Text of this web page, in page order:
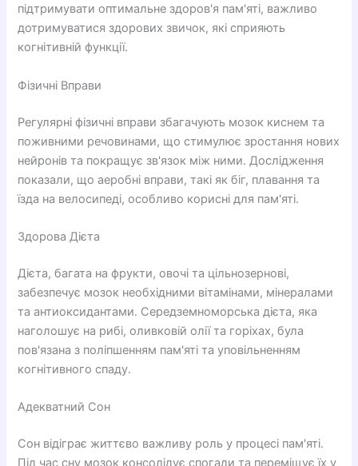
підтримувати оптимальне здоров'я пам'яті, важливо
дотримуватися здорових звичок, які сприяють
когнітивній функції.
Фізичні Вправи
Регулярні фізичні вправи збагачують мозок киснем та
поживними речовинами, що стимулює зростання нових
нейронів та покращує зв'язок між ними. Дослідження
показали, що аеробні вправи, такі як біг, плавання та
їзда на велосипеді, особливо корисні для пам'яті.
Здорова Дієта
Дієта, багата на фрукти, овочі та цільнозернові,
забезпечує мозок необхідними вітамінами, мінералами
та антиоксидантами. Середземноморська дієта, яка
наголошує на рибі, оливковій олії та горіхах, була
пов'язана з поліпшенням пам'яті та уповільненням
когнітивного спаду.
Адекватний Сон
Сон відіграє життєво важливу роль у процесі пам'яті.
Під час сну мозок консолідує спогади та переміщує їх у